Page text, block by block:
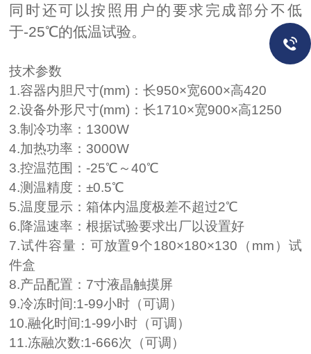
同时还可以按照用户的要求完成部分不低
于-25℃的低温试验。
技术参数
1.容器内胆尺寸(mm)：长950×宽600×高420
2.设备外形尺寸(mm)：长1710×宽900×高1250
3.制冷功率：1300W
4.加热功率：3000W
3.控温范围 ：-25℃～40℃
4.测温精度：±0.5℃
5.温度显示：箱体内温度极差不超过2℃
6.降温速率：根据试验要求出厂以设置好
7.试件容量：可放置9个180×180×130（mm） 试
件盒
8.产品配置： 7寸液晶触摸屏
9.冷冻时间:1-99小时（可调）
10.融化时间:1-99小时（可调）
11.冻融次数:1-666次（可调）